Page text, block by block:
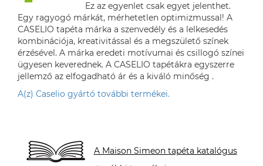
Ez az egyenlet csak egyet jelenthet.
Egy ragyogó márkát, mérhetetlen optimizmussal! A
CASELIO tapéta márka a szenvedély és a lelkesedés
kombinációja, kreativitással és a megszülető színek
érzésével. A márka eredeti motívumai és csillogó színei
ügyesen keverednek. A CASELIO tapétákra egyszerre
jellemző az elfogadható ár és a kiváló minőség .
A(z) Caselio gyártó további termékei.
A Maison Simeon tapéta katalógus